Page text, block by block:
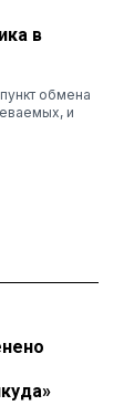
в
обмена
и